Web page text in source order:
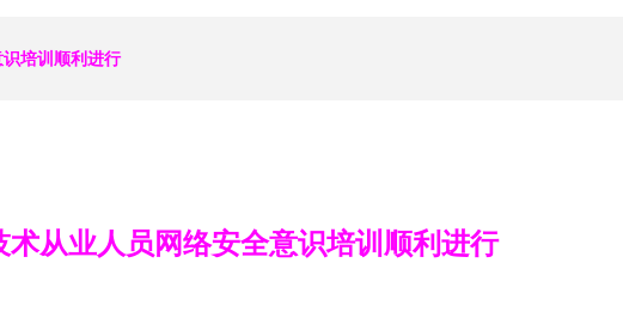
培训顺利进行
从业人员网络安全意识培训顺利进行